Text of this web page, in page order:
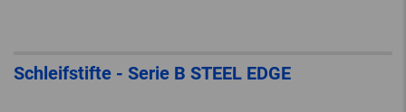
Schleifstifte - Serie B STEEL EDGE